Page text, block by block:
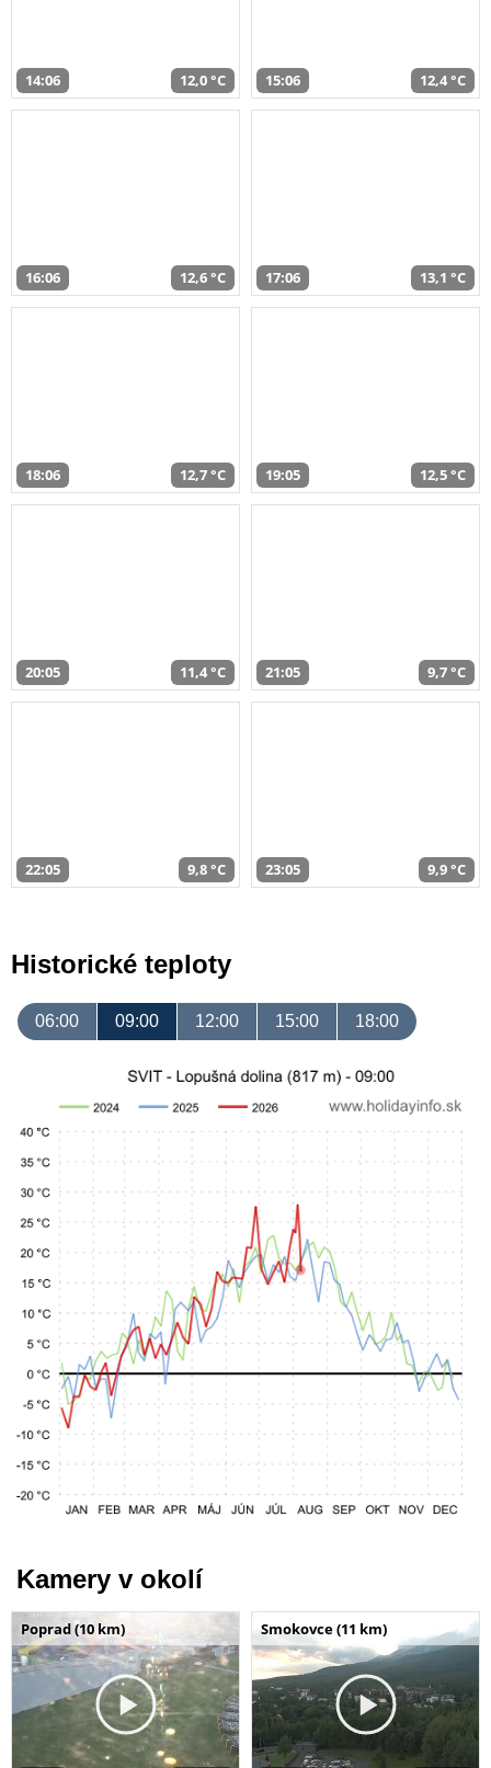
14:06 12,0 °C 15:06 12,4 °C
16:06 12,6 °C 17:06 13,1 °C
18:06 12,7 °C 19:05 12,5 °C
20:05 11,4 °C 21:05 9,7 °C
22:05 9,8 °C 23:05 9,9 °C
Historické teploty
06:00 09:00 12:00 15:00 18:00
Kamery v okolí
Poprad (10 km) Smokovce (11 km)